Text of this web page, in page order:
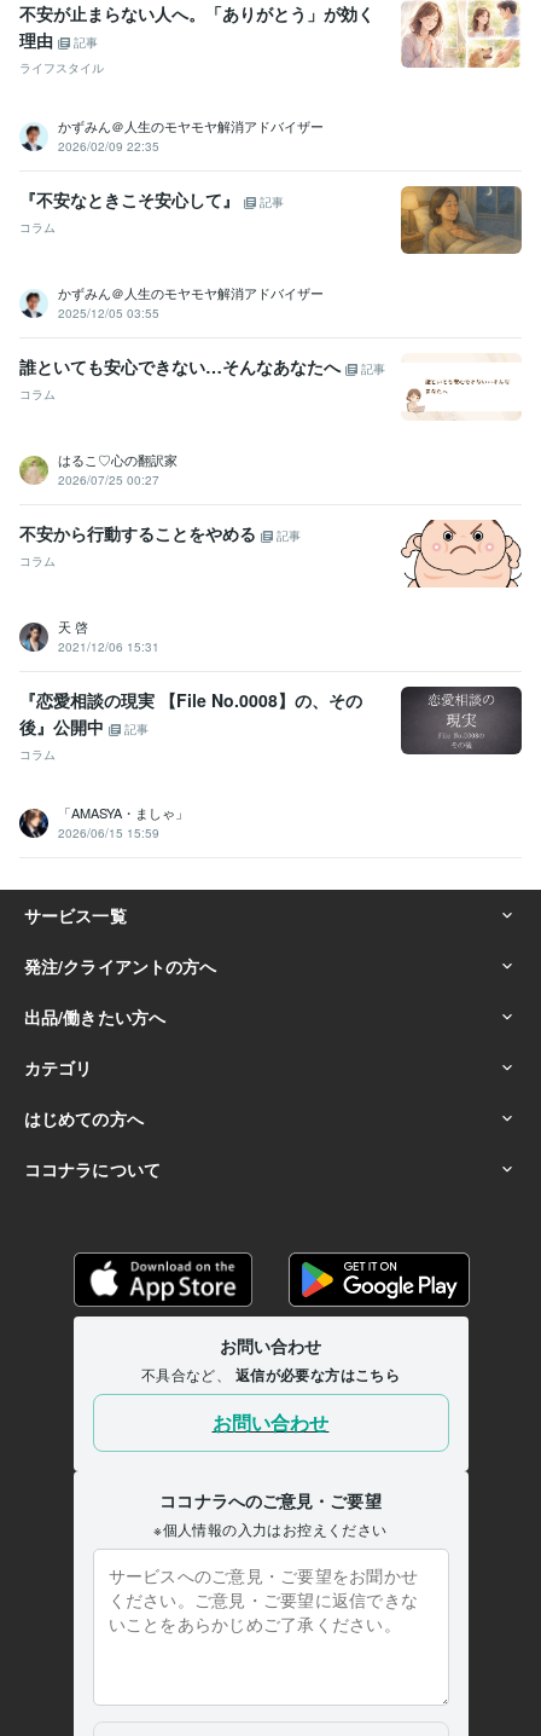
湘南工科大学附属高等学校 1982年3月 ~ 1985年2月
新東京歯科技工士専門学校
生成AIの学校「飛翔」
語学力
英語 日常会話レベル
不安が止まらない人へ。「ありがとう」が効く
理由
記事
ライフスタイル
かずみん＠人生のモヤモヤ解消アドバイザー
2026/02/09 22:35
『不安なときこそ安心して』
記事
コラム
かずみん＠人生のモヤモヤ解消アドバイザー
2025/12/05 03:55
誰といても安心できない…そんなあなたへ
記事
コラム
はるこ♡心の翻訳家
2026/07/25 00:27
不安から行動することをやめる
記事
コラム
天 啓
2021/12/06 15:31
『恋愛相談の現実 【File No.0008】の、その
後』公開中
記事
コラム
「AMASYA・ましゃ」
2026/06/15 15:59